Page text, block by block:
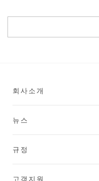
회사소개
뉴스
규정
고객지원